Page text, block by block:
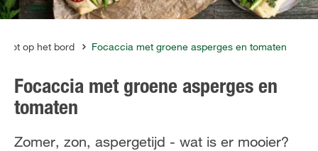
Tot je dienst
Onderneming
tot op het bord Focaccia met groene asperges en tomaten
Focaccia met groene asperges en
tomaten
Zomer, zon, aspergetijd - wat is er mooier?